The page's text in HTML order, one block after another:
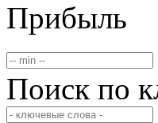
Прибыль
Поиск по